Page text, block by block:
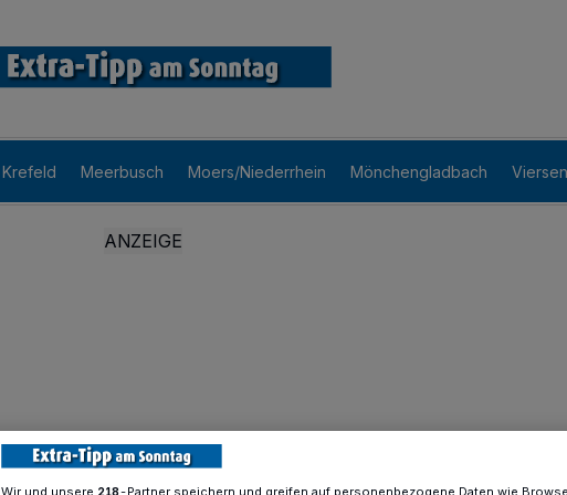
Krefeld Meerbusch Moers/Niederrhein Mönchengladbach Viersen
218